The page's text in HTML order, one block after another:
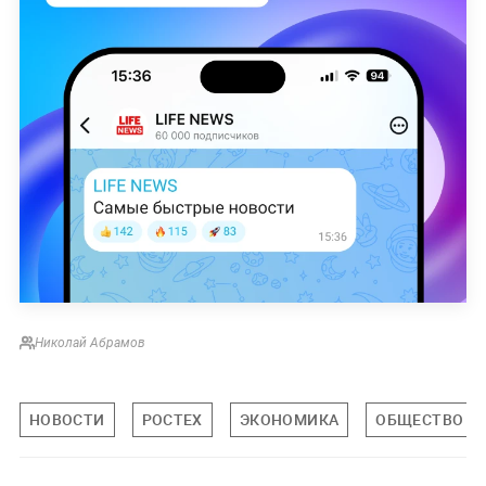
Николай Абрамов
НОВОСТИ РОСТЕХ ЭКОНОМИКА ОБЩЕСТВО